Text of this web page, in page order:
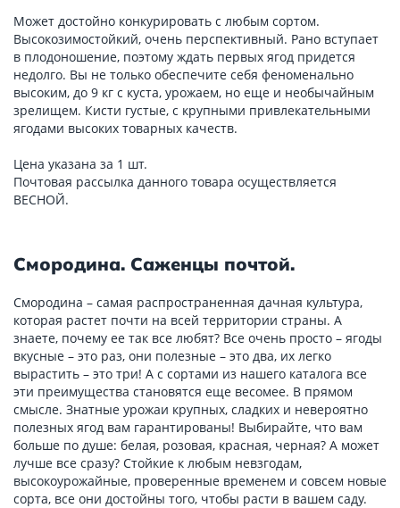
Может достойно конкурировать с любым сортом.
Высокозимостойкий, очень перспективный. Рано вступает
в плодоношение, поэтому ждать первых ягод придется
недолго. Вы не только обеспечите себя феноменально
высоким, до 9 кг с куста, урожаем, но еще и необычайным
зрелищем. Кисти густые, с крупными привлекательными
ягодами высоких товарных качеств.
Цена указана за 1 шт.
Почтовая рассылка данного товара осуществляется
ВЕСНОЙ.
Смородина. Саженцы почтой.
Смородина – самая распространенная дачная культура,
которая растет почти на всей территории страны. А
знаете, почему ее так все любят? Все очень просто – ягоды
вкусные – это раз, они полезные – это два, их легко
вырастить – это три! А с сортами из нашего каталога все
эти преимущества становятся еще весомее. В прямом
смысле. Знатные урожаи крупных, сладких и невероятно
полезных ягод вам гарантированы! Выбирайте, что вам
больше по душе: белая, розовая, красная, черная? А может
лучше все сразу? Стойкие к любым невзгодам,
высокоурожайные, проверенные временем и совсем новые
сорта, все они достойны того, чтобы расти в вашем саду.